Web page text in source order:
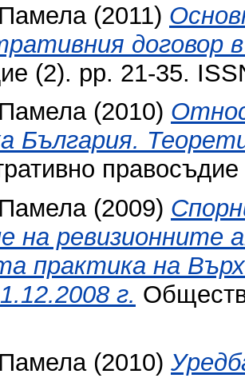
(2011)
договор
(2). pp. 21-35.
(2010)
България.
(2009)
на ревизионните
практика на
г.
(2010)